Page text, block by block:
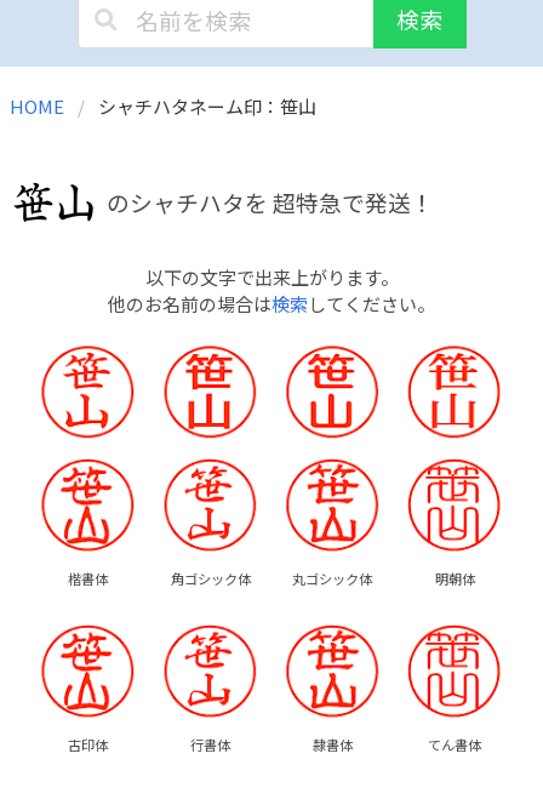
検索
HOME シャチハタネーム印：笹山
のシャチハタを 超特急で発送！
以下の文字で出来上がります。
他のお名前の場合は検索してください。
楷書体 角ゴシック体 丸ゴシック体 明朝体
古印体 行書体 隷書体 てん書体